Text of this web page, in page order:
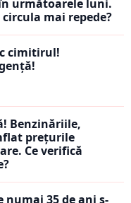
următoarele luni.
mai repede?
cimitirul!
Benzinăriile,
prețurile
Ce verifică
numai 35 de ani s-